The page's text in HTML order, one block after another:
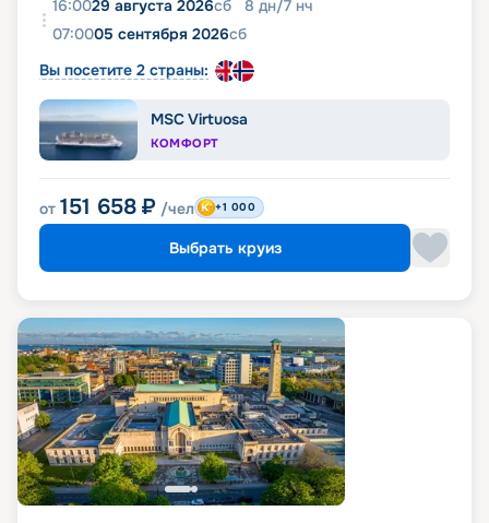
Чистка обуви
16:0029 августа 2026сб 8 дн/7 нч
07:0005 сентября 2026сб
Вы посетите 2 страны:
MSC Virtuosa
КОМФОРТ
от 151 658 ₽ /чел +1 000
Выбрать круиз